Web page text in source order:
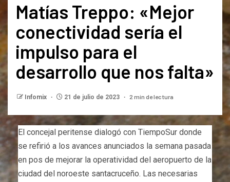
Matías Treppo: «Mejor
conectividad sería el
impulso para el
desarrollo que nos falta»
Infomix 21 de julio de 2023 2 min de lectura
El concejal peritense dialogó con TiempoSur donde
se refirió a los avances anunciados la semana pasada
en pos de mejorar la operatividad del aeropuerto de la
ciudad del noroeste santacruceño. Las necesarias